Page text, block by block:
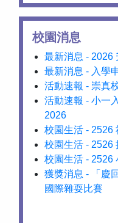
校園消息
最新消息 - 2026
最新消息 - 入學
活動速報 - 崇真
活動速報 - 小一
2026
校園生活 - 2526
校園生活 - 2526
校園生活 - 2526
獲獎消息 - 「慶
國際雜耍比賽